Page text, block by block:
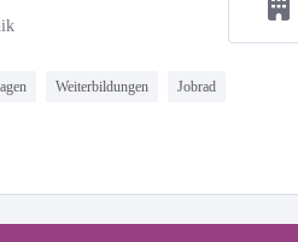
Weiterbildungen Jobrad